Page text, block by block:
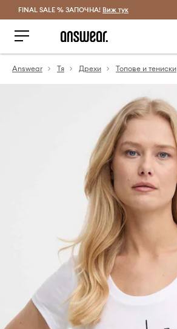
Спестявай с Answear Club
FINAL SALE % ЗАПОЧНА! Виж тук
Answear Тя Дрехи Топове и тениски